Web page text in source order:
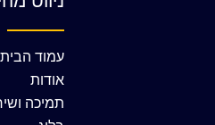
עמוד הבית
אודות
תמיכה